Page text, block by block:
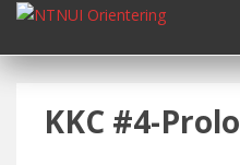
i
KKC #4-